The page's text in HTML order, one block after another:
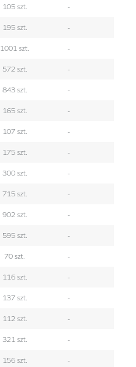
105 szt.
-
195 szt.
-
1001 szt.
-
572 szt.
-
843 szt.
-
165 szt.
-
107 szt.
-
175 szt.
-
300 szt.
-
715 szt.
-
902 szt.
-
595 szt.
-
70 szt.
-
116 szt.
-
137 szt.
-
112 szt.
-
321 szt.
-
156 szt.
-